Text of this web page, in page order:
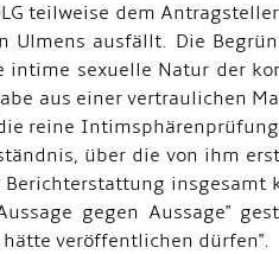
teilweise dem
Ulmens ausfällt. Die
sexuelle Natur der
aus einer vertraulichen
reine
über die von ihm
insgesamt
gegen Aussage"
veröffentlichen dürfen".